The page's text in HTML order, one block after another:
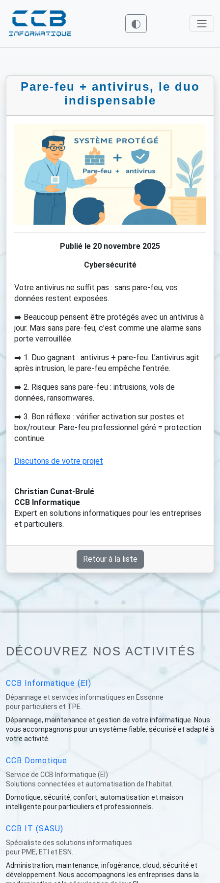
Pare-feu + antivirus, le duo
indispensable
Publié le 20 novembre 2025
Cybersécurité
Votre antivirus ne suffit pas : sans pare-feu, vos
données restent exposées.
➡️ Beaucoup pensent être protégés avec un antivirus à
jour. Mais sans pare-feu, c’est comme une alarme sans
porte verrouillée.
➡️ 1. Duo gagnant : antivirus + pare-feu. L’antivirus agit
après intrusion, le pare-feu empêche l’entrée.
➡️ 2. Risques sans pare-feu : intrusions, vols de
données, ransomwares.
➡️ 3. Bon réflexe : vérifier activation sur postes et
box/routeur. Pare-feu professionnel géré = protection
continue.
Discutons de votre projet
Christian Cunat-Brulé
CCB Informatique
Expert en solutions informatiques pour les entreprises
et particuliers.
Retour à la liste
DÉCOUVREZ NOS ACTIVITÉS
CCB Informatique (EI)
Dépannage et services informatiques en Essonne
pour particuliers et TPE.
Dépannage, maintenance et gestion de votre informatique. Nous
vous accompagnons pour un système fiable, sécurisé et adapté à
votre activité.
CCB Domotique
Service de CCB Informatique (EI)
Solutions connectées et automatisation de l’habitat.
Domotique, sécurité, confort, automatisation et maison
intelligente pour particuliers et professionnels.
CCB IT (SASU)
Spécialiste des solutions informatiques
pour PME, ETI et ESN.
Administration, maintenance, infogérance, cloud, sécurité et
développement. Nous accompagnons les entreprises dans la